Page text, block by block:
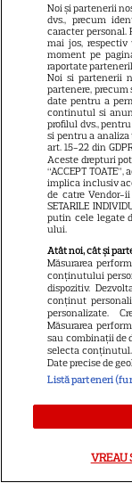
3
Noi și partenerii
dvs., precum
caracter personal.
mai jos,
moment pe
raportate
Noi si partenerii
partenere,
date pentru a
continutul si
profilul dvs.,
si pentru a analiza
art. 15-22 din
Aceste drepturi
“ACCEPT
implica inclusiv
de catre Vendor-ii
SETARILE
putin cele legate
ului.
Atât noi, cât și
Măsurarea
conținutului
dispozitiv.
conținut
personalizate.
Măsurarea
sau combinații de
selecta
Date precise de
Listă parteneri
VREAU